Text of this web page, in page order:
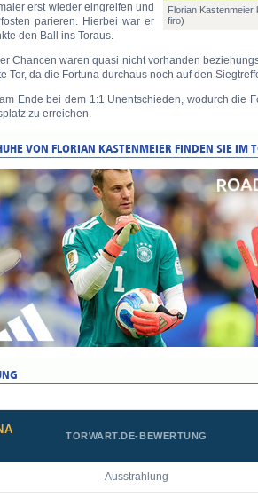
Florian
firo)
erst wieder eingreifen und
parieren. Hierbei war er
den Ball ins Toraus.
Chancen waren quasi nicht vorhanden
Tor, da die Fortuna durchaus noch auf den
Ende bei dem 1:1 Unentschieden, wodurch die
zu erreichen.
TORWART.DE-BEWERTUNG
Ausstrahlung